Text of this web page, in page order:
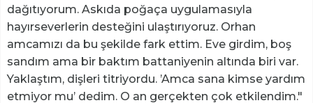
dağıtıyorum. Askıda poğaça uygulamasıyla
hayırseverlerin desteğini ulaştırıyoruz. Orhan
amcamızı da bu şekilde fark ettim. Eve girdim, boş
sandım ama bir baktım battaniyenin altında biri var.
Yaklaştım, dişleri titriyordu. ’Amca sana kimse yardım
etmiyor mu’ dedim. O an gerçekten çok etkilendim."